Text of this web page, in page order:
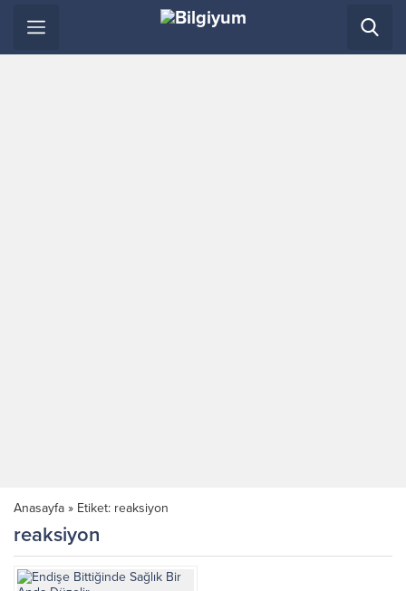
Anasayfa » Etiket: reaksiyon
reaksiyon